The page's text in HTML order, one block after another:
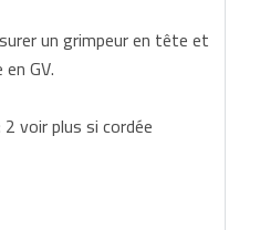
un grimpeur en tête et
GV.
voir plus si cordée